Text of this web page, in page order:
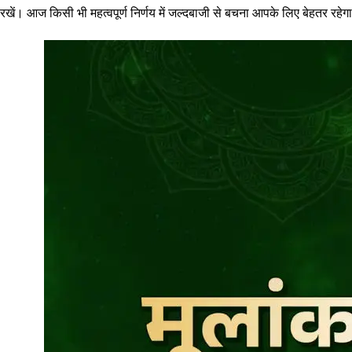
रखें। आज किसी भी महत्वपूर्ण निर्णय में जल्दबाजी से बचना आपके लिए बेहतर